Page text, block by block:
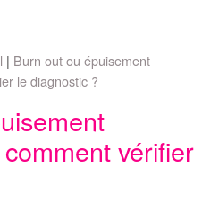
Burn out ou épuisement
le diagnostic ?
vérifier